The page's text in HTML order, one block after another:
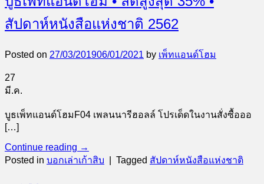
สัปดาห์หนังสือแห่งชาติ 2562
Posted on 27/03/201906/01/2021 by เพ็ทแอนด์โฮม
27
มี.ค.
บูธเพ็ทแอนด์โฮมF04 เพลนนารีฮอลล์ โปรเด็ดในงานสั่งซื้อออ
[…]
Continue reading →
Posted in บอกเล่าเก้าสิบ Tagged สัปดาห์หนังสือแห่งชาติ